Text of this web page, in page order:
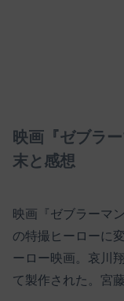
映画『ゼブラ
末と感想
映画『ゼブラーマ
の特撮ヒーローに
ーロー映画。哀川
て製作された。宮